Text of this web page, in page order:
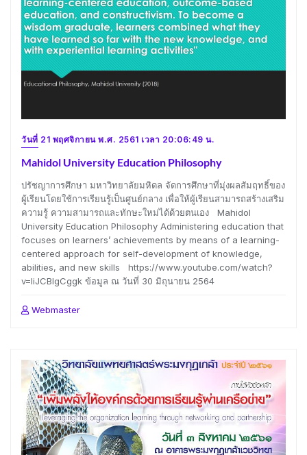
วันที่ 21 พฤศจิกายน พ.ศ. 2561 เวลา 20:06:49 น.
Mahidol University Education Philosophy
ปรัชญาการศึกษา มหาวิทยาลัยมหิดล จัดการศึกษาที่มุ่งผลสัมฤทธิ์ของ
ผู้เรียนโดยใช้การเรียนรู้เป็นศูนย์กลาง เพื่อให้ผู้เรียนสามารถสร้างเสริม
ความรู้ ความสามารถและทักษะใหม่ได้ด้วยตนเอง Mahidol
University Education Philosophy Administering education that
focuses on learners’ achievements by means of a learning-
centered approach for self-development of knowledge,
abilities, and new skills https://www.youtube.com/watch?
v=liJCBlgCggk ข้อมูล ณ วันที่ 30 มิถุนายน 2564
Webmaster